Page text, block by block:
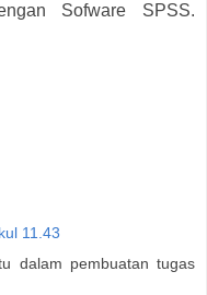
Sofware SPSS.
11.43
dalam pembuatan tugas